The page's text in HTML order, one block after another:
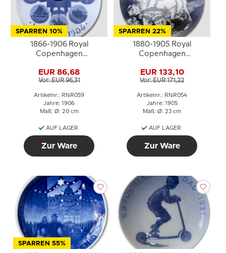
SPARREN 10%
1866-1906 Royal
Copenhagen
EUR 86,68
Vor: EUR 96,31
Artikelnr.: RNR059
Jahre: 1906
Maß: Ø: 20 cm
AUF LAGER
Zur Ware
SPARREN 22%
1880-1905 Royal
Copenhagen
Pflügen, 1880-1905
EUR 133,10
Vor: EUR 171,22
Artikelnr.: RNR054
Jahre: 1905
Maß: Ø: 23 cm
AUF LAGER
Zur Ware
SPARREN 55%